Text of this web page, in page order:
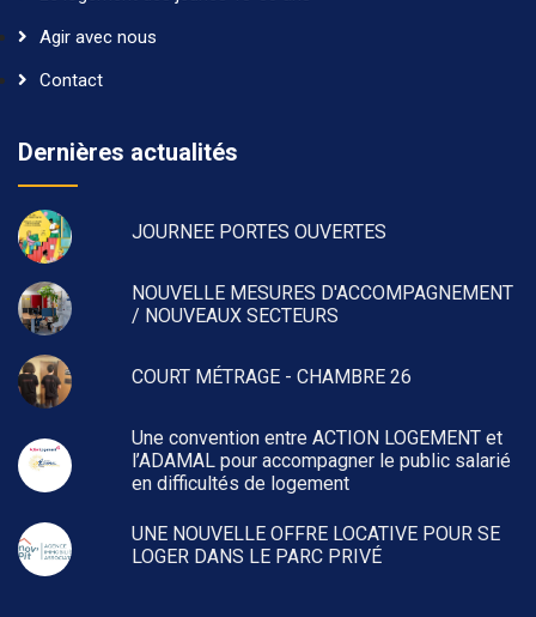
Agir avec nous
Contact
Dernières actualités
JOURNEE PORTES OUVERTES
NOUVELLE MESURES D'ACCOMPAGNEMENT
/ NOUVEAUX SECTEURS
COURT MÉTRAGE - CHAMBRE 26
Une convention entre ACTION LOGEMENT et
l’ADAMAL pour accompagner le public salarié
en difficultés de logement
UNE NOUVELLE OFFRE LOCATIVE POUR SE
LOGER DANS LE PARC PRIVÉ